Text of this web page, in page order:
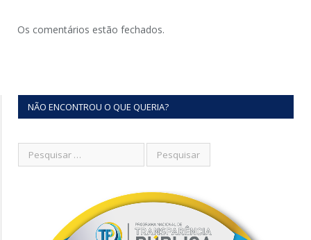
Os comentários estão fechados.
NÃO ENCONTROU O QUE QUERIA?